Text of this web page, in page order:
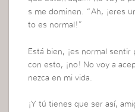
s me dominen. “Ah, ¡eres
to es normal!”
Está bien, ¡es normal
con esto, ¡no! No voy a
nezca en mi vida.
¡Y tú tienes que ser así,